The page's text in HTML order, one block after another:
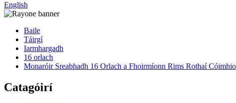
English
Baile
Táirgí
Iarmhargadh
16 orlach
Monaróir Sreabhadh 16 Orlach a Fhoirmíonn Rims Rothaí
Catagóirí